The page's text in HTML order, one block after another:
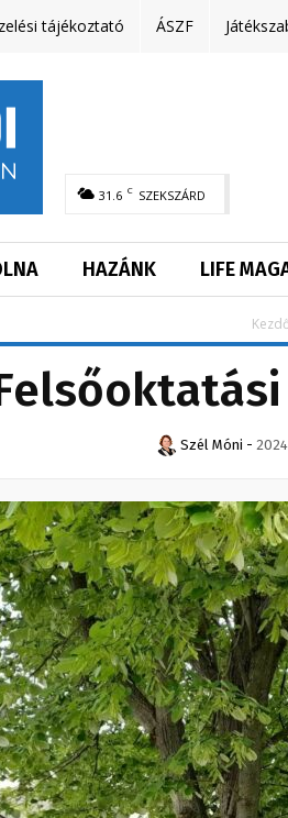
tájékoztató ÁSZF
31.6 C SZEKSZÁRD
HAZÁNK LIFE
Szél Móni -